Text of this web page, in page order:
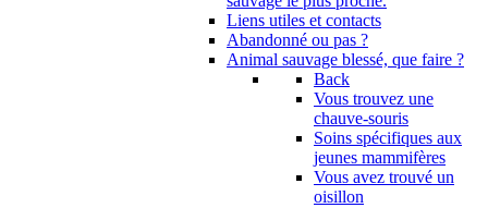
Liens utiles et contacts
Abandonné ou pas ?
Animal sauvage blessé, que faire ?
Back
Vous trouvez une
chauve-souris
Soins spécifiques aux
jeunes mammifères
Vous avez trouvé un
oisillon